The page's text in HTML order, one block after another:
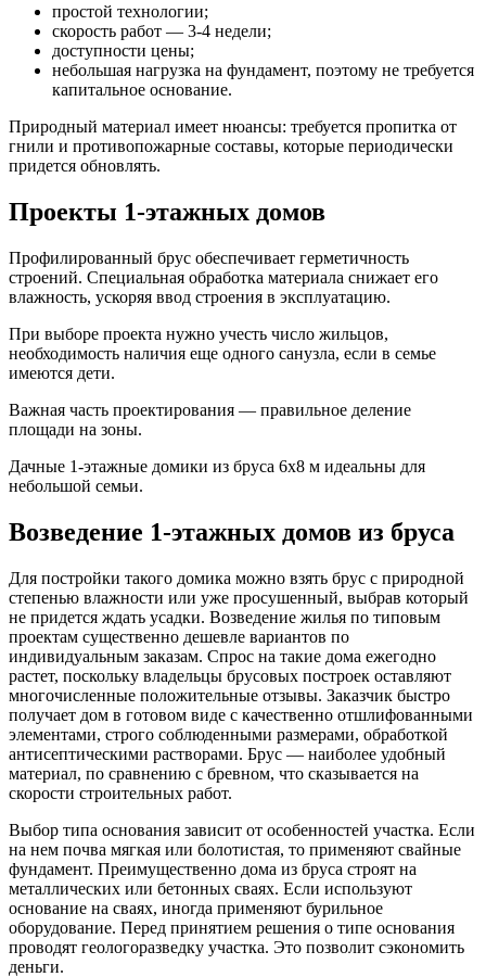
простой технологии;
скорость работ — 3-4 недели;
доступности цены;
небольшая нагрузка на фундамент, поэтому не требуется
капитальное основание.
Природный материал имеет нюансы: требуется пропитка от
гнили и противопожарные составы, которые периодически
придется обновлять.
Проекты 1-этажных домов
Профилированный брус обеспечивает герметичность
строений. Специальная обработка материала снижает его
влажность, ускоряя ввод строения в эксплуатацию.
При выборе проекта нужно учесть число жильцов,
необходимость наличия еще одного санузла, если в семье
имеются дети.
Важная часть проектирования — правильное деление
площади на зоны.
Дачные 1-этажные домики из бруса 6х8 м идеальны для
небольшой семьи.
Возведение 1-этажных домов из бруса
Для постройки такого домика можно взять брус с природной
степенью влажности или уже просушенный, выбрав который
не придется ждать усадки. Возведение жилья по типовым
проектам существенно дешевле вариантов по
индивидуальным заказам. Спрос на такие дома ежегодно
растет, поскольку владельцы брусовых построек оставляют
многочисленные положительные отзывы. Заказчик быстро
получает дом в готовом виде с качественно отшлифованными
элементами, строго соблюденными размерами, обработкой
антисептическими растворами. Брус — наиболее удобный
материал, по сравнению с бревном, что сказывается на
скорости строительных работ.
Выбор типа основания зависит от особенностей участка. Если
на нем почва мягкая или болотистая, то применяют свайные
фундамент. Преимущественно дома из бруса строят на
металлических или бетонных сваях. Если используют
основание на сваях, иногда применяют бурильное
оборудование. Перед принятием решения о типе основания
проводят геологоразведку участка. Это позволит сэкономить
деньги.